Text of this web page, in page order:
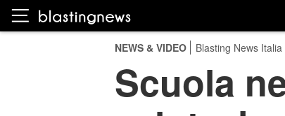
NEWS & VIDEO Blasting News Italia
Scuola